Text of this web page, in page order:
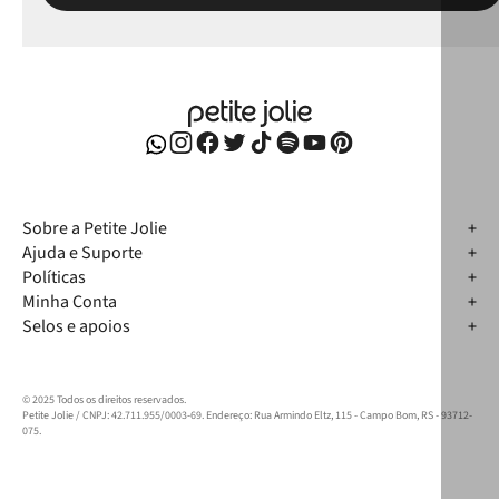
Sobre a Petite Jolie
Ajuda e Suporte
Políticas
Minha Conta
Selos e apoios
© 2025 Todos os direitos reservados.
Petite Jolie / CNPJ: 42.711.955/0003-69. Endereço: Rua Armindo Eltz, 115 - Campo Bom, RS - 93712-
075.